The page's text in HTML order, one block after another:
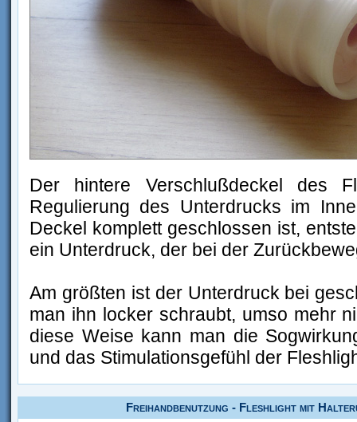
Der hintere Verschlußdeckel des
Regulierung des Unterdrucks im
Deckel komplett geschlossen ist,
ein Unterdruck, der bei der
Am größten ist der Unterdruck bei
man ihn locker schraubt, umso mehr
diese Weise kann man die
und das Stimulationsgefühl der
Freihandbenutzung - Fleshlight mit